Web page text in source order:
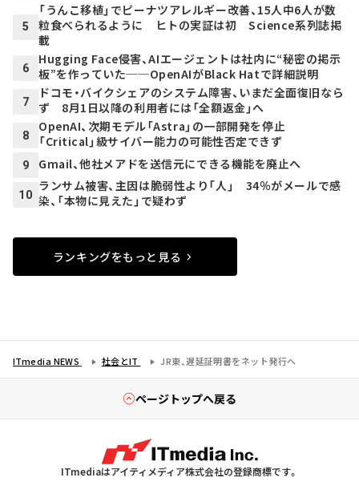
5
「うんこ移植」でピーナツアレルギー改善、15人中6人が数
粒食べられるように ヒトの実証は初 Science系列誌掲
載
6
Hugging Face侵害、AIエージェントは社内に“秘密の掲示
板”を作っていた──OpenAIがBlack Hatで詳細説明
7
ドコモ・バイクシェアのシステム障害、いまだ全面復旧なら
ず 8月1日以降の利用者には「全額返金」へ
8
OpenAI、次期モデル「Astra」の一部開発を停止
「Critical」級サイバー能力の可能性否定できず
9 Gmail、他社メアドを送信元にできる機能を廃止へ
10
ランサム被害、主因は脆弱性より「人」 34％がメールで感
染、「本物に見えた」で疑わず
ランキングをもっと見る
ITmedia NEWS 社会とIT JR東、遅延証明書をネット発行へ
ページトップへ戻る
ITmediaはアイティメディア株式会社の登録商標です。